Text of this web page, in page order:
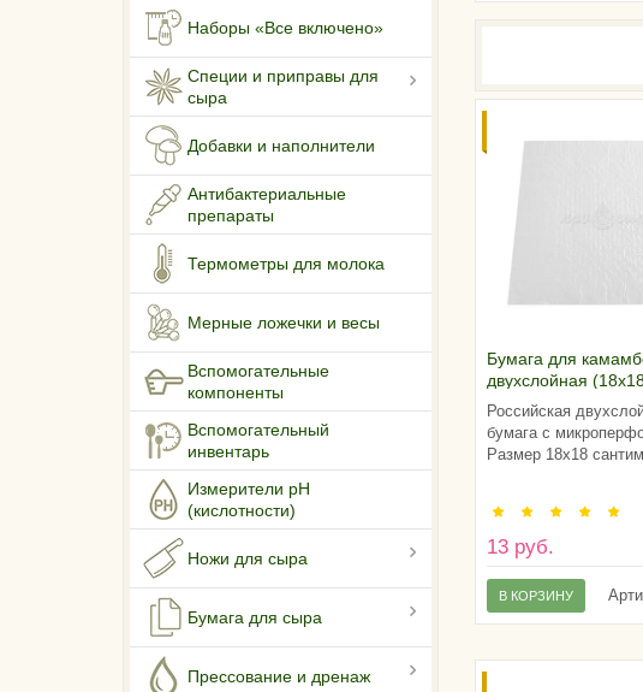
Наборы «Все включено»
Специи и приправы для
сыра
Добавки и наполнители
Антибактериальные
препараты
Термометры для молока
Мерные ложечки и весы
Вспомогательные
компоненты
Вспомогательный
инвентарь
Измерители pH
(кислотности)
Ножи для сыра
Бумага для сыра
Прессование и дренаж
КОЛИЧЕСТВА
Бумага для
двухслойная
Россия
Российская
бумага с
Размер 18х18
13 руб.
В КОРЗИНУ